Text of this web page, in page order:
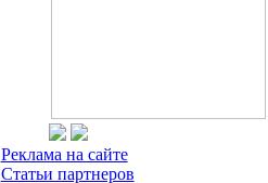
Реклама на сайте
Статьи партнеров